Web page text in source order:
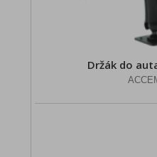
Držák do